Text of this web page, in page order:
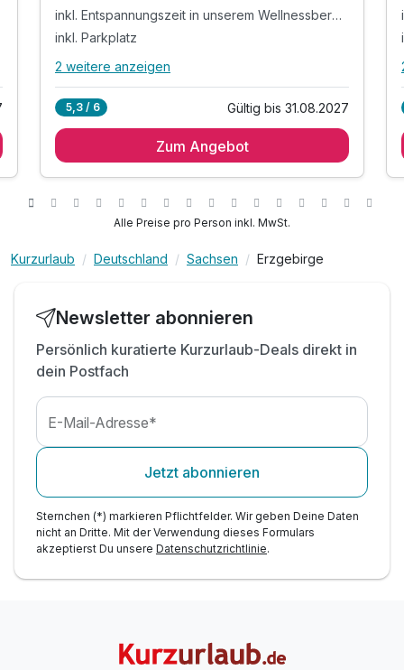
inkl. Entspannungszeit in unserem Wellnessbereich
inkl. Parkplatz
Alle Inklusivleistungen
1 x reichhaltiges Frühstück vom Buffet
inkl. Parkplatz
Familienspaß o. Zeit zu zweit - Alles ist möglich!
2 weitere anzeigen
5,3 / 6 Gültig bis 31.08.2027
Zum Angebot
Alle Preise pro Person inkl. MwSt.
Kurzurlaub Deutschland Sachsen Erzgebirge
Newsletter abonnieren
Persönlich kuratierte Kurzurlaub-Deals direkt in
dein Postfach
E-Mail-Adresse*
Jetzt abonnieren
Sternchen (*) markieren Pflichtfelder. Wir geben Deine Daten
nicht an Dritte. Mit der Verwendung dieses Formulars
akzeptierst Du unsere Datenschutzrichtlinie.